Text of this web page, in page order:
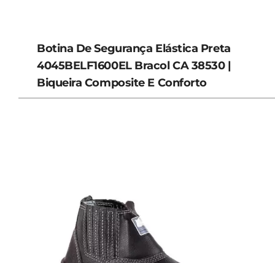
Botina De Segurança Elástica Preta
4045BELF1600EL Bracol CA 38530 |
Biqueira Composite E Conforto